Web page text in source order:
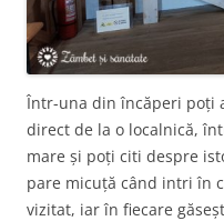
Într-una din încăperi poți
direct de la o localnică,
mare și poți citi despre
pare micuță când intri în
vizitat, iar în fiecare